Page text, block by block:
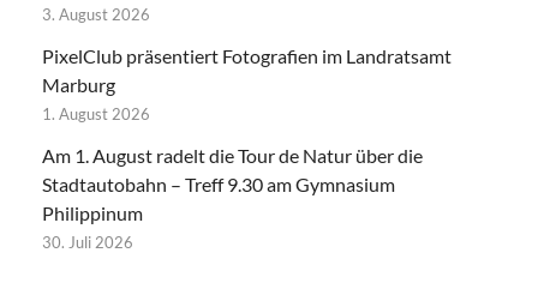
3. August 2026
PixelClub präsentiert Fotografien im Landratsamt
Marburg
1. August 2026
Am 1. August radelt die Tour de Natur über die
Stadtautobahn – Treff 9.30 am Gymnasium
Philippinum
30. Juli 2026